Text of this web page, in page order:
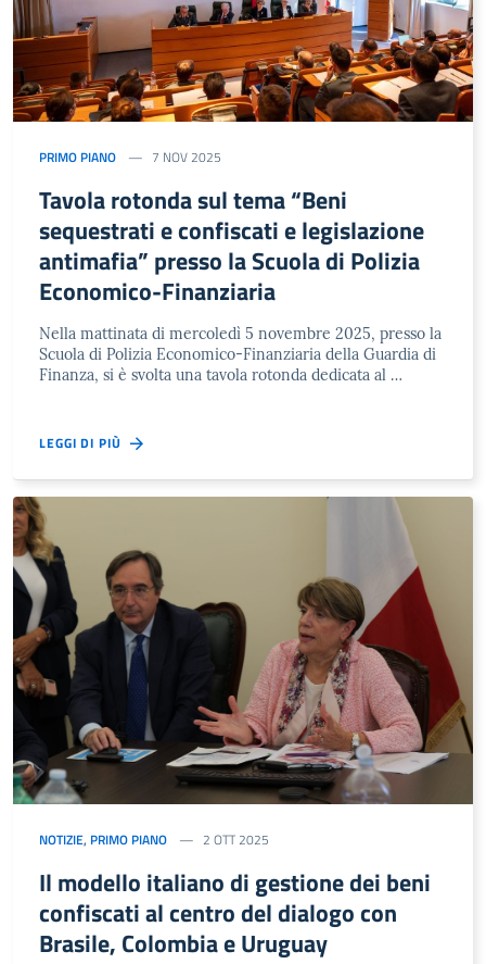
PRIMO PIANO 7 NOV 2025
Tavola rotonda sul tema “Beni
sequestrati e confiscati e legislazione
antimafia” presso la Scuola di Polizia
Economico-Finanziaria
Nella mattinata di mercoledì 5 novembre 2025, presso la
Scuola di Polizia Economico-Finanziaria della Guardia di
Finanza, si è svolta una tavola rotonda dedicata al …
LEGGI DI PIÙ
NOTIZIE, PRIMO PIANO 2 OTT 2025
Il modello italiano di gestione dei beni
confiscati al centro del dialogo con
Brasile, Colombia e Uruguay